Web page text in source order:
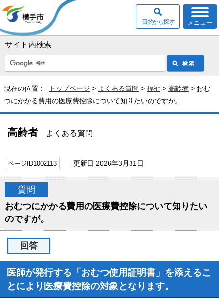
サイト内検索
メニュー
目的から探す
現在の位置： トップページ > よくある質問 > 福祉 > 高齢者 > おむ
つにかかる費用の医療費控除について知りたいのですが。
高齢者 よくある質問
ページID1002113 更新日 2026年3月31日
質問
おむつにかかる費用の医療費控除について知りたい
のですが。
回答
医師が発行する「おむつ使用証明書」を添えるこ
とにより医療費控除の対象となります。